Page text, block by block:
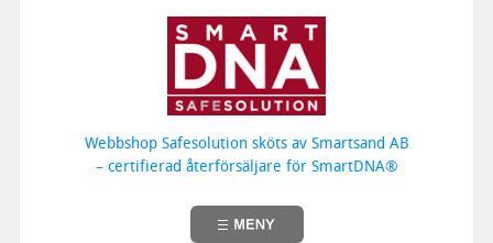
Webbshop Safesolution sköts av Smartsand AB
– certifierad återförsäljare för SmartDNA®